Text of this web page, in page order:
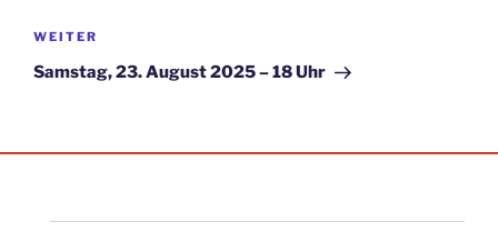
Nächster
Beitrag
WEITER
Samstag, 23. August 2025 – 18 Uhr